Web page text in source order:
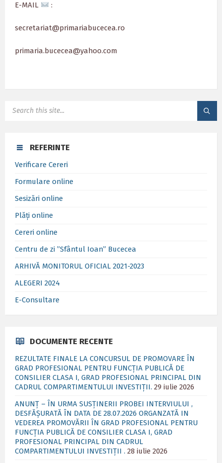
E-MAIL :
secretariat@primariabucecea.ro
primaria.bucecea@yahoo.com
REFERINTE
Verificare Cereri
Formulare online
Sesizări online
Plăți online
Cereri online
Centru de zi ”Sfântul Ioan” Bucecea
ARHIVĂ MONITORUL OFICIAL 2021-2023
ALEGERI 2024
E-Consultare
DOCUMENTE RECENTE
REZULTATE FINALE LA CONCURSUL DE PROMOVARE ÎN
GRAD PROFESIONAL PENTRU FUNCȚIA PUBLICĂ DE
CONSILIER CLASA I, GRAD PROFESIONAL PRINCIPAL DIN
CADRUL COMPARTIMENTULUI INVESTIȚII. 29 iulie 2026
ANUNȚ – ÎN URMA SUSȚINERII PROBEI INTERVIULUI ,
DESFĂȘURATĂ ÎN DATA DE 28.07.2026 ORGANZATĂ IN
VEDEREA PROMOVĂRII ÎN GRAD PROFESIONAL PENTRU
FUNCȚIA PUBLICĂ DE CONSILIER CLASA I, GRAD
PROFESIONAL PRINCIPAL DIN CADRUL
COMPARTIMENTULUI INVESTIȚII . 28 iulie 2026